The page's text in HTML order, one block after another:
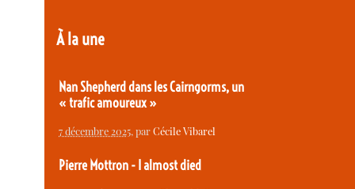
À la une
Nan Shepherd dans les Cairngorms, un
« trafic amoureux »
7 décembre 2025, parCécile Vibarel
Pierre Mottron - I almost died